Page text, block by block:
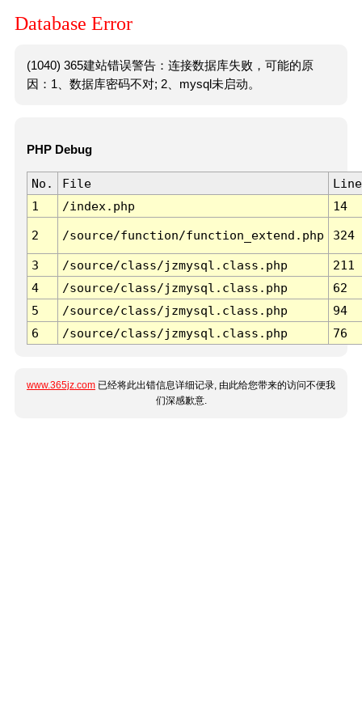
Database Error
(1040) 365建站错误警告：连接数据库失败，可能的原
因：1、数据库密码不对; 2、mysql未启动。
PHP Debug
No. File
Line
1
/index.php 14
2 /source/function/function_extend.php 324
3 /source/class/jzmysql.class.php
211
4
/source/class/jzmysql.class.php
62
5
/source/class/jzmysql.class.php
94
6
/source/class/jzmysql.class.php 76
www.365jz.com 已经将此出错信息详细记录, 由此给您带来的访问不便我
们深感歉意.